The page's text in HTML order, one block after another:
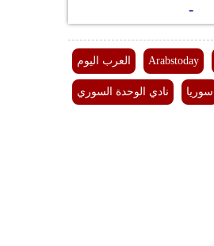
-
العرب اليوم Arabstoday
نادي الوحدة السوري سوريا